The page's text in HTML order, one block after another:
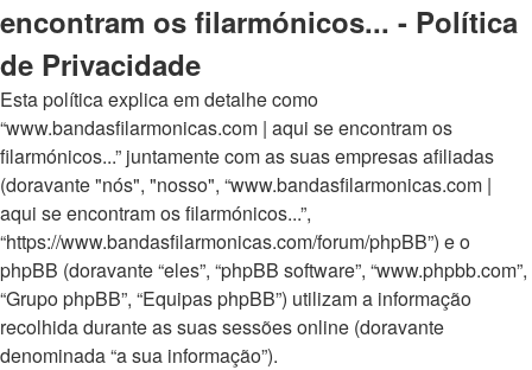
encontram os filarmónicos... - Política
de Privacidade
Esta política explica em detalhe como
“www.bandasfilarmonicas.com | aqui se encontram os
filarmónicos...” juntamente com as suas empresas afiliadas
(doravante "nós", "nosso", “www.bandasfilarmonicas.com |
aqui se encontram os filarmónicos...”,
“https://www.bandasfilarmonicas.com/forum/phpBB”) e o
phpBB (doravante “eles”, “phpBB software”, “www.phpbb.com”,
“Grupo phpBB”, “Equipas phpBB”) utilizam a informação
recolhida durante as suas sessões online (doravante
denominada “a sua informação”).